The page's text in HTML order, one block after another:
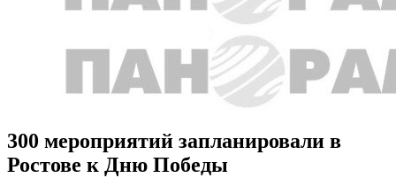
300 мероприятий запланировали в
Ростове к Дню Победы